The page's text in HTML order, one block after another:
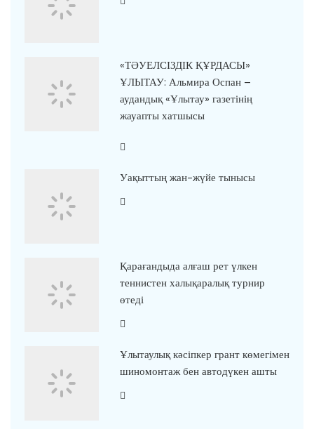
«ТӘУЕЛСІЗДІК ҚҰРДАСЫ»
ҰЛЫТАУ: Альмира Оспан –
аудандық «Ұлытау» газетінің
жауапты хатшысы
Уақыттың жан-жүйе тынысы
Қарағандыда алғаш рет үлкен
теннистен халықаралық турнир
өтеді
Ұлытаулық кәсіпкер грант көмегімен
шиномонтаж бен автодүкен ашты